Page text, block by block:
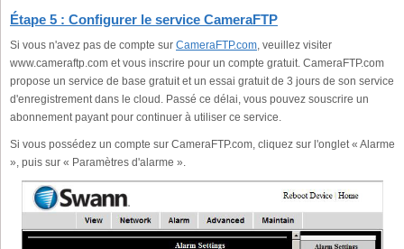
Étape 5 : Configurer le service CameraFTP
Si vous n'avez pas de compte sur CameraFTP.com , veuillez visiter
www.cameraftp.com et vous inscrire pour un compte gratuit. CameraFTP.com
propose un service de base gratuit et un essai gratuit de 3 jours de son service
d'enregistrement dans le cloud. Passé ce délai, vous pouvez souscrire un
abonnement payant pour continuer à utiliser ce service.
Si vous possédez un compte sur CameraFTP.com, cliquez sur l'onglet « Alarme
», puis sur « Paramètres d'alarme ».